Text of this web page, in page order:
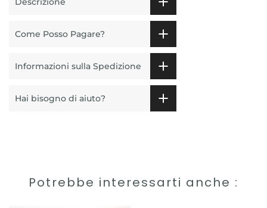
Come Posso Pagare?
Informazioni sulla Spedizione
Hai bisogno di aiuto?
Potrebbe interessarti anche :